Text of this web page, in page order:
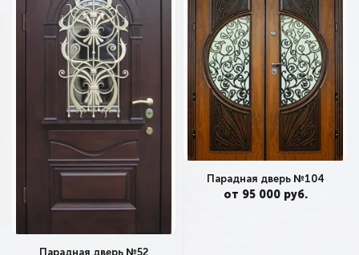
Парадная дверь №52
Парадная дверь №104
от 95 000 руб.